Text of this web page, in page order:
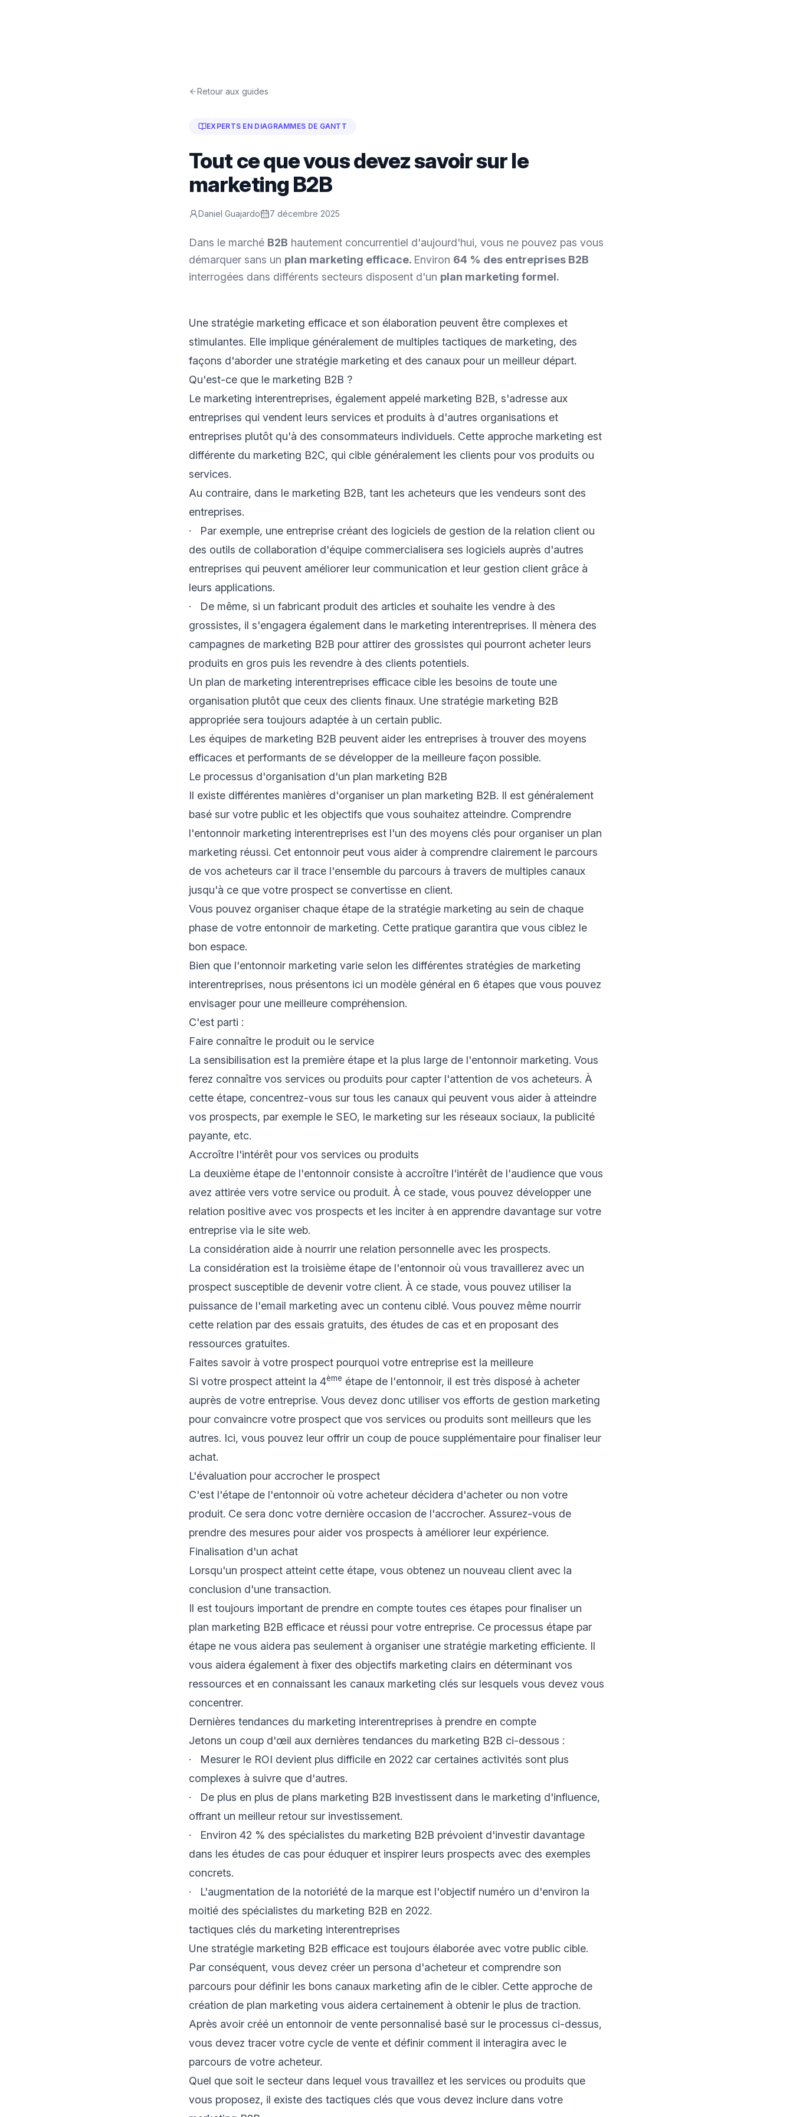
Retour aux guides
EXPERTS EN DIAGRAMMES DE GANTT
Tout ce que vous devez savoir sur le
marketing B2B
Daniel Guajardo 7 décembre 2025
Dans le marché B2B hautement concurrentiel d'aujourd'hui, vous ne pouvez pas vous
démarquer sans un plan marketing efficace. Environ 64 % des entreprises B2B
interrogées dans différents secteurs disposent d'un plan marketing formel.
Une stratégie marketing efficace et son élaboration peuvent être complexes et
stimulantes. Elle implique généralement de multiples tactiques de marketing, des
façons d'aborder une stratégie marketing et des canaux pour un meilleur départ.
Qu'est-ce que le marketing B2B ?
Le marketing interentreprises, également appelé marketing B2B, s'adresse aux
entreprises qui vendent leurs services et produits à d'autres organisations et
entreprises plutôt qu'à des consommateurs individuels. Cette approche marketing est
différente du marketing B2C, qui cible généralement les clients pour vos produits ou
services.
Au contraire, dans le marketing B2B, tant les acheteurs que les vendeurs sont des
entreprises.
· Par exemple, une entreprise créant des logiciels de gestion de la relation client ou
des outils de collaboration d'équipe commercialisera ses logiciels auprès d'autres
entreprises qui peuvent améliorer leur communication et leur gestion client grâce à
leurs applications.
· De même, si un fabricant produit des articles et souhaite les vendre à des
grossistes, il s'engagera également dans le marketing interentreprises. Il mènera des
campagnes de marketing B2B pour attirer des grossistes qui pourront acheter leurs
produits en gros puis les revendre à des clients potentiels.
Un plan de marketing interentreprises efficace cible les besoins de toute une
organisation plutôt que ceux des clients finaux. Une stratégie marketing B2B
appropriée sera toujours adaptée à un certain public.
Les équipes de marketing B2B peuvent aider les entreprises à trouver des moyens
efficaces et performants de se développer de la meilleure façon possible.
Le processus d'organisation d'un plan marketing B2B
Il existe différentes manières d'organiser un plan marketing B2B. Il est généralement
basé sur votre public et les objectifs que vous souhaitez atteindre. Comprendre
l'entonnoir marketing interentreprises est l'un des moyens clés pour organiser un plan
marketing réussi. Cet entonnoir peut vous aider à comprendre clairement le parcours
de vos acheteurs car il trace l'ensemble du parcours à travers de multiples canaux
jusqu'à ce que votre prospect se convertisse en client.
Vous pouvez organiser chaque étape de la stratégie marketing au sein de chaque
phase de votre entonnoir de marketing. Cette pratique garantira que vous ciblez le
bon espace.
Bien que l'entonnoir marketing varie selon les différentes stratégies de marketing
interentreprises, nous présentons ici un modèle général en 6 étapes que vous pouvez
envisager pour une meilleure compréhension.
C'est parti :
Faire connaître le produit ou le service
La sensibilisation est la première étape et la plus large de l'entonnoir marketing. Vous
ferez connaître vos services ou produits pour capter l'attention de vos acheteurs. À
cette étape, concentrez-vous sur tous les canaux qui peuvent vous aider à atteindre
vos prospects, par exemple le SEO, le marketing sur les réseaux sociaux, la publicité
payante, etc.
Accroître l'intérêt pour vos services ou produits
La deuxième étape de l'entonnoir consiste à accroître l'intérêt de l'audience que vous
avez attirée vers votre service ou produit. À ce stade, vous pouvez développer une
relation positive avec vos prospects et les inciter à en apprendre davantage sur votre
entreprise via le site web.
La considération aide à nourrir une relation personnelle avec les prospects.
La considération est la troisième étape de l'entonnoir où vous travaillerez avec un
prospect susceptible de devenir votre client. À ce stade, vous pouvez utiliser la
puissance de l'email marketing avec un contenu ciblé. Vous pouvez même nourrir
cette relation par des essais gratuits, des études de cas et en proposant des
ressources gratuites.
Faites savoir à votre prospect pourquoi votre entreprise est la meilleure
Si votre prospect atteint la 4ème étape de l'entonnoir, il est très disposé à acheter
auprès de votre entreprise. Vous devez donc utiliser vos efforts de gestion marketing
pour convaincre votre prospect que vos services ou produits sont meilleurs que les
autres. Ici, vous pouvez leur offrir un coup de pouce supplémentaire pour finaliser leur
achat.
L'évaluation pour accrocher le prospect
C'est l'étape de l'entonnoir où votre acheteur décidera d'acheter ou non votre
produit. Ce sera donc votre dernière occasion de l'accrocher. Assurez-vous de
prendre des mesures pour aider vos prospects à améliorer leur expérience.
Finalisation d'un achat
Lorsqu'un prospect atteint cette étape, vous obtenez un nouveau client avec la
conclusion d'une transaction.
Il est toujours important de prendre en compte toutes ces étapes pour finaliser un
plan marketing B2B efficace et réussi pour votre entreprise. Ce processus étape par
étape ne vous aidera pas seulement à organiser une stratégie marketing efficiente. Il
vous aidera également à fixer des objectifs marketing clairs en déterminant vos
ressources et en connaissant les canaux marketing clés sur lesquels vous devez vous
concentrer.
Dernières tendances du marketing interentreprises à prendre en compte
Jetons un coup d'œil aux dernières tendances du marketing B2B ci-dessous :
· Mesurer le ROI devient plus difficile en 2022 car certaines activités sont plus
complexes à suivre que d'autres.
· De plus en plus de plans marketing B2B investissent dans le marketing d'influence,
offrant un meilleur retour sur investissement.
· Environ 42 % des spécialistes du marketing B2B prévoient d'investir davantage
dans les études de cas pour éduquer et inspirer leurs prospects avec des exemples
concrets.
· L'augmentation de la notoriété de la marque est l'objectif numéro un d'environ la
moitié des spécialistes du marketing B2B en 2022.
tactiques clés du marketing interentreprises
Une stratégie marketing B2B efficace est toujours élaborée avec votre public cible.
Par conséquent, vous devez créer un persona d'acheteur et comprendre son
parcours pour définir les bons canaux marketing afin de le cibler. Cette approche de
création de plan marketing vous aidera certainement à obtenir le plus de traction.
Après avoir créé un entonnoir de vente personnalisé basé sur le processus ci-dessus,
vous devez tracer votre cycle de vente et définir comment il interagira avec le
parcours de votre acheteur.
Quel que soit le secteur dans lequel vous travaillez et les services ou produits que
vous proposez, il existe des tactiques clés que vous devez inclure dans votre